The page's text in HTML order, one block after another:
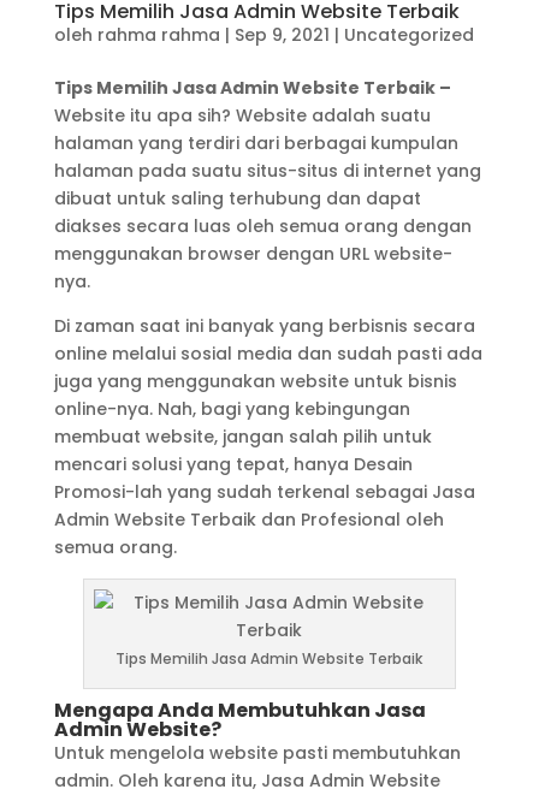
Tips Memilih Jasa Admin Website Terbaik
oleh rahma rahma | Sep 9, 2021 | Uncategorized
Tips Memilih Jasa Admin Website Terbaik –
Website itu apa sih? Website adalah suatu
halaman yang terdiri dari berbagai kumpulan
halaman pada suatu situs-situs di internet yang
dibuat untuk saling terhubung dan dapat
diakses secara luas oleh semua orang dengan
menggunakan browser dengan URL website-
nya.
Di zaman saat ini banyak yang berbisnis secara
online melalui sosial media dan sudah pasti ada
juga yang menggunakan website untuk bisnis
online-nya. Nah, bagi yang kebingungan
membuat website, jangan salah pilih untuk
mencari solusi yang tepat, hanya Desain
Promosi-lah yang sudah terkenal sebagai Jasa
Admin Website Terbaik dan Profesional oleh
semua orang.
Tips Memilih Jasa Admin Website Terbaik
Mengapa Anda Membutuhkan Jasa
Admin Website?
Untuk mengelola website pasti membutuhkan
admin. Oleh karena itu, Jasa Admin Website